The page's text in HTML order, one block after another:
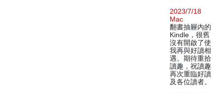
2023/7/18
Mac
翻書抽屜內的
Kindle，很舊
沒有開啟了使
我再與好讀相
遇。期待重拾
讀趣，祝讀趣
再次重臨好讀
及各位讀者。